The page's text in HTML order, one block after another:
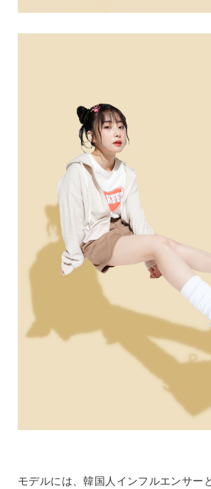
モデルには、韓国人インフルエンサー